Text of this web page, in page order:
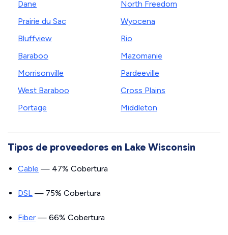
Dane
Prairie du Sac
Bluffview
Baraboo
Morrisonville
West Baraboo
Portage
North Freedom
Wyocena
Rio
Mazomanie
Pardeeville
Cross Plains
Middleton
Tipos de proveedores en Lake Wisconsin
Cable — 47% Cobertura
DSL — 75% Cobertura
Fiber — 66% Cobertura